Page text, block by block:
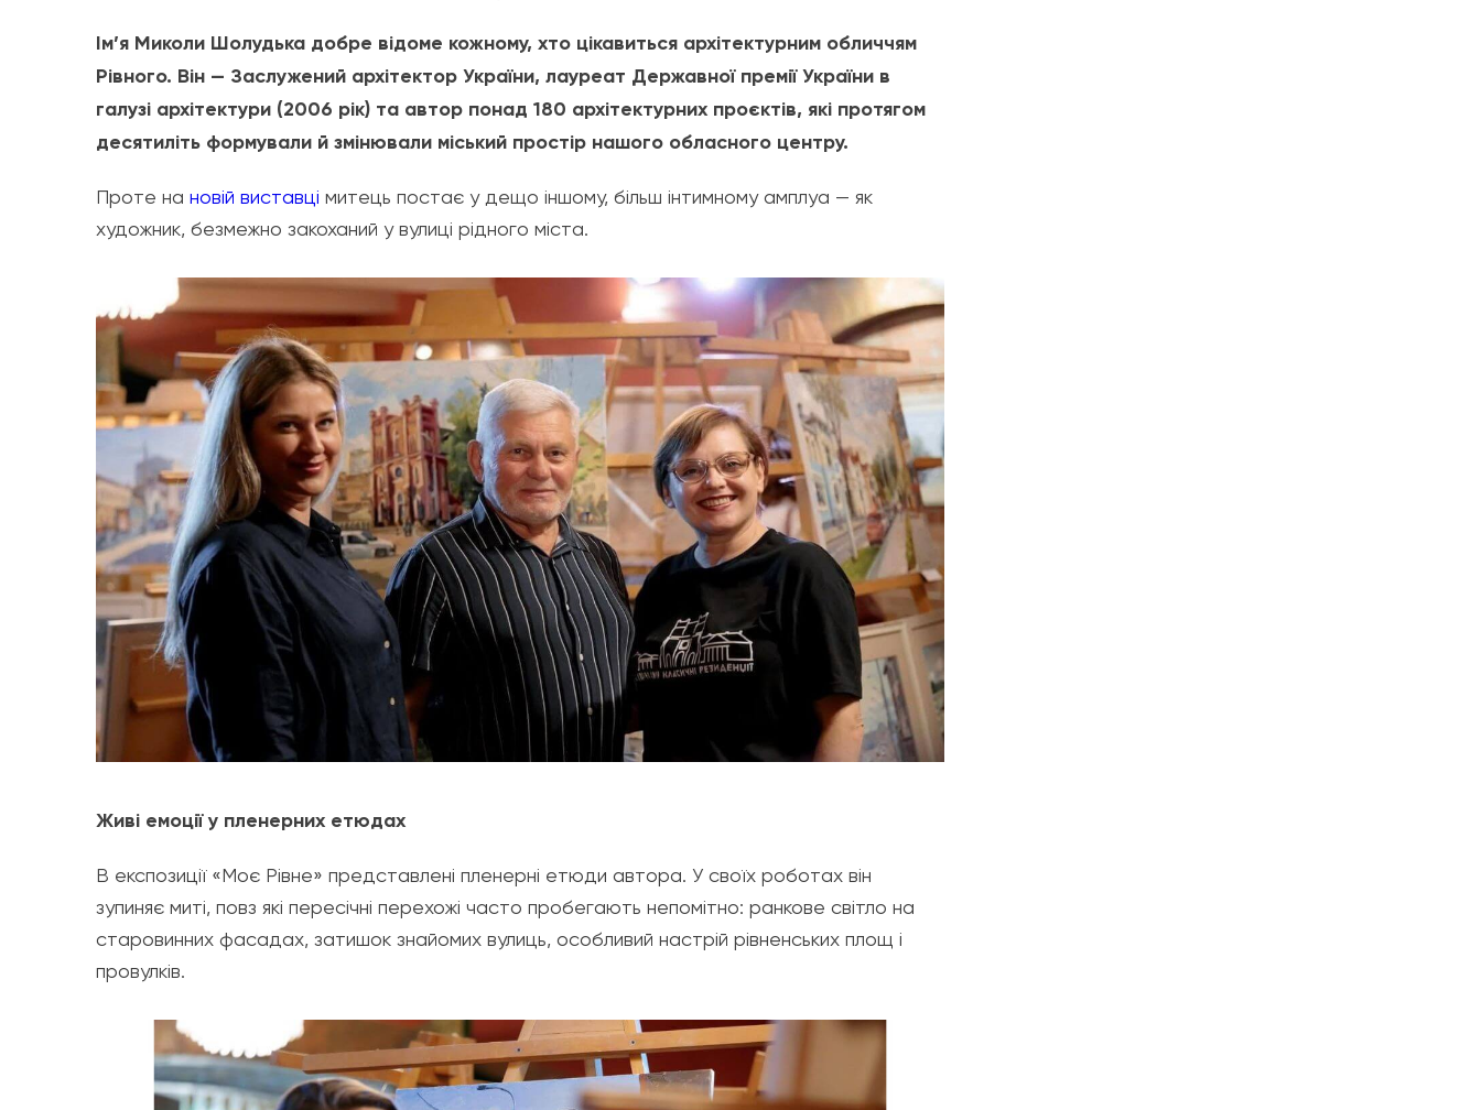
Ім’я Миколи Шолудька добре відоме кожному, хто цікавиться архітектурним обличчям
Рівного. Він — Заслужений архітектор України, лауреат Державної премії України в
галузі архітектури (2006 рік) та автор понад 180 архітектурних проєктів, які протягом
десятиліть формували й змінювали міський простір нашого обласного центру.
Проте на новій виставці митець постає у дещо іншому, більш інтимному амплуа — як
художник, безмежно закоханий у вулиці рідного міста.
Живі емоції у пленерних етюдах
В експозиції «Моє Рівне» представлені пленерні етюди автора. У своїх роботах він
зупиняє миті, повз які пересічні перехожі часто пробегають непомітно: ранкове світло на
старовинних фасадах, затишок знайомих вулиць, особливий настрій рівненських площ і
провулків.